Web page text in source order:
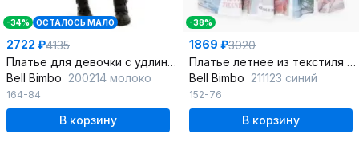
-34% ОСТАЛОСЬ МАЛО
2722 ₽4135
Платье для девочки с удлиненной майкой и рюшей из сетки
Bell Bimbo 200214 молоко
164-84
В корзину
-38%
1869 ₽3020
Платье летнее из текстиля и трикотажа с яркими принтами
Bell Bimbo 211123 синий
152-76
В корзину